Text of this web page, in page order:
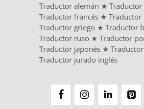
Traductor alemán ★ Traductor
Traductor francés ★ Traductor
Traductor griego ★ Traductor
Traductor ruso ★ Traductor
Traductor japonés ★
Traductor jurado inglés